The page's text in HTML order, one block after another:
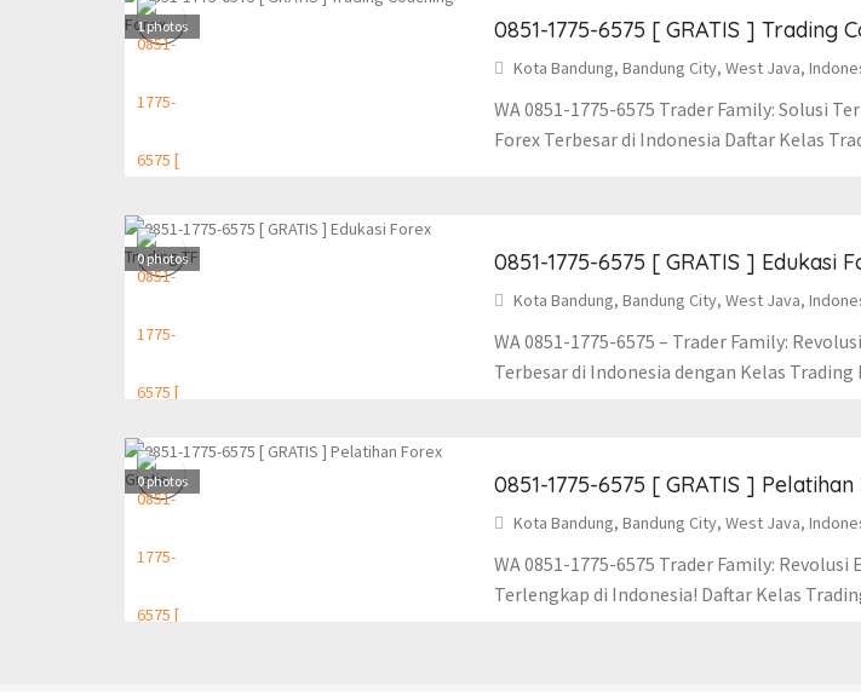
1photos 0851-1775-6575 [ GRATIS ] Trading
Kota Bandung, Bandung City, West Java,
WA 0851-1775-6575 Trader Family: Solusi
Forex Terbesar di Indonesia Daftar Kelas
0photos 0851-1775-6575 [ GRATIS ] Edukasi
Kota Bandung, Bandung City, West Java,
WA 0851-1775-6575 – Trader Family:
Terbesar di Indonesia dengan Kelas Trading
0photos 0851-1775-6575 [ GRATIS ]
Kota Bandung, Bandung City, West Java,
WA 0851-1775-6575 Trader Family: Revolusi
Terlengkap di Indonesia! Daftar Kelas